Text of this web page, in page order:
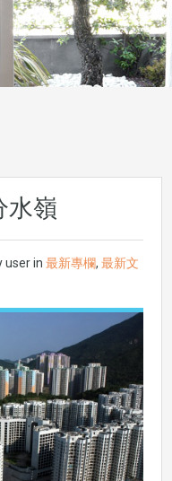
水嶺
userin最新專欄,最新文